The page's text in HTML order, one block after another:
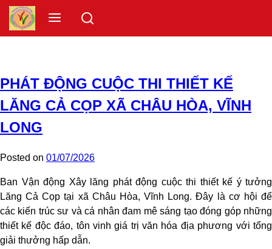
Skip
content
Menu
PHÁT ĐỘNG CUỘC THI THIẾT KẾ
LĂNG CẢ CỌP XÃ CHÂU HÒA, VĨNH
LONG
Posted on 01/07/2026
Ban Vận động Xây lăng phát động cuộc thi thiết kế ý tưởng
Lăng Cả Cọp tại xã Châu Hòa, Vĩnh Long. Đây là cơ hội để
các kiến trúc sư và cá nhân đam mê sáng tạo đóng góp những
thiết kế độc đáo, tôn vinh giá trị văn hóa địa phương với tổng
giải thưởng hấp dẫn.